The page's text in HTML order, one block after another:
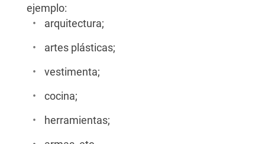
ejemplo:
arquitectura;
artes plásticas;
vestimenta;
cocina;
herramientas;